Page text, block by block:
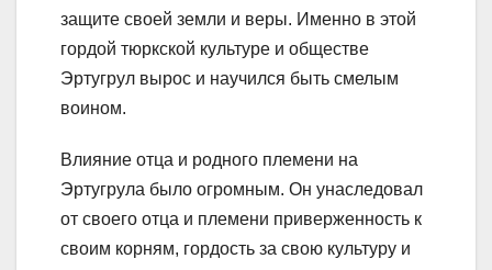
защите своей земли и веры. Именно в этой
гордой тюркской культуре и обществе
Эртугрул вырос и научился быть смелым
воином.
Влияние отца и родного племени на
Эртугрула было огромным. Он унаследовал
от своего отца и племени приверженность к
своим корням, гордость за свою культуру и